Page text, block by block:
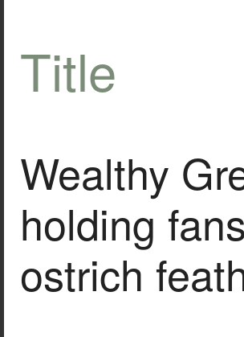
Title
Wealthy
holding
ostrich